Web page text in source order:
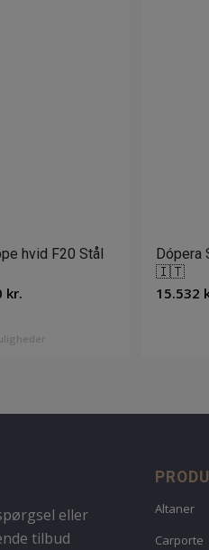
hvid F20 Stål
kr.
til
Dópera
🇮🇹
15.532
eller
tilbud
Altaner
Carporte